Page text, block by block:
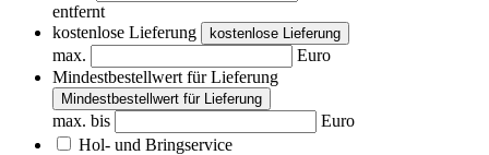
entfernt
kostenlose Lieferung
kostenlose Lieferung
max.
Euro
Mindestbestellwert für Lieferung
Mindestbestellwert für Lieferung
max. bis
Euro
Hol- und Bringservice